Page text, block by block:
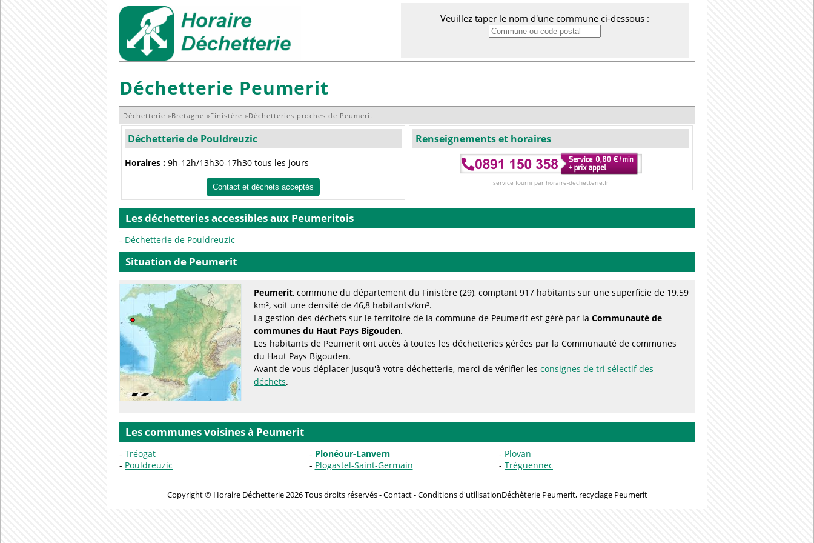
Veuillez taper le nom d'une commune ci-dessous :
Déchetterie Peumerit
Déchetterie »Bretagne »Finistère »Déchetteries proches de Peumerit
Déchetterie de Pouldreuzic
Horaires : 9h-12h/13h30-17h30 tous les jours
Contact et déchets acceptés
Renseignements et horaires
service fourni par horaire-dechetterie.fr
Les déchetteries accessibles aux Peumeritois
Déchetterie de Pouldreuzic
Situation de Peumerit
Peumerit, commune du département du Finistère (29), comptant 917 habitants sur une superficie de 19.59
km², soit une densité de 46,8 habitants/km².
La gestion des déchets sur le territoire de la commune de Peumerit est géré par la Communauté de
communes du Haut Pays Bigouden.
Les habitants de Peumerit ont accès à toutes les déchetteries gérées par la Communauté de communes
du Haut Pays Bigouden.
Avant de vous déplacer jusqu'à votre déchetterie, merci de vérifier les consignes de tri sélectif des
déchets.
Les communes voisines à Peumerit
Tréogat Plonéour-Lanvern
Plovan
Pouldreuzic
Plogastel-Saint-Germain Tréguennec
Copyright © Horaire Déchetterie 2026 Tous droits réservés -Contact-Conditions d'utilisationDéchèterie Peumerit, recyclage Peumerit